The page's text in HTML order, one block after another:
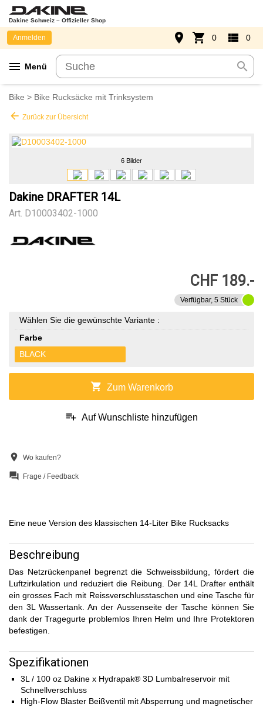
Dakine Schweiz – Offizieller Shop
menu Menü search
Anmelden place shopping_cart 0 view_list 0
Bike > Bike Rucksäcke mit Trinksystem
arrow_back Zurück zur Übersicht
6 Bilder
Dakine DRAFTER 14L
Art. D10003402-1000
CHF 189.-
Verfügbar, 5 Stück
Wählen Sie die gewünschte Variante :
Farbe
BLACK
shopping_cart Zum Warenkorb
playlist_add Auf Wunschliste hinzufügen
location_on Wo kaufen?
question_answer Frage / Feedback
Eine neue Version des klassischen 14-Liter Bike Rucksacks
Beschreibung
Das Netzrückenpanel begrenzt die Schweissbildung, fördert die
Luftzirkulation und reduziert die Reibung. Der 14L Drafter enthält
ein grosses Fach mit Reissverschlusstaschen und eine Tasche für
den 3L Wassertank. An der Aussenseite der Tasche können Sie
dank der Tragegurte problemlos Ihren Helm und Ihre Protektoren
befestigen.
Spezifikationen
3L / 100 oz Dakine x Hydrapak® 3D Lumbalreservoir mit
Schnellverschluss
High-Flow Blaster Beißventil mit Absperrung und magnetischer